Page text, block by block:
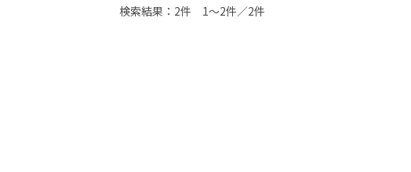
検索結果： 2件 1～2件／2件